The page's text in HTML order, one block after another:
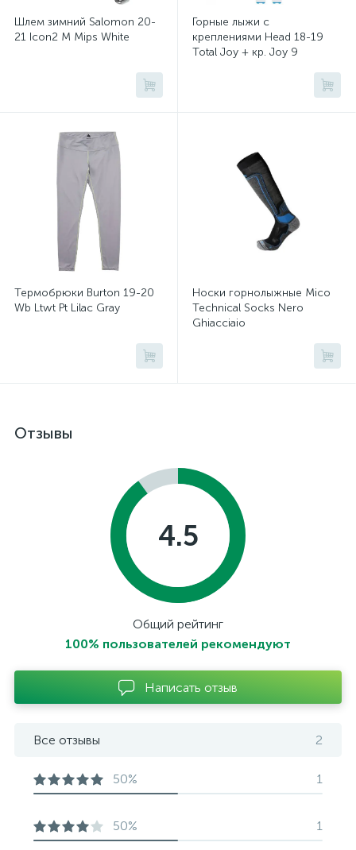
Шлем зимний Salomon 20-
21 Icon2 M Mips White
Горные лыжи с
креплениями Head 18-19
Total Joy + кр. Joy 9
Термобрюки Burton 19-20
Wb Ltwt Pt Lilac Gray
Носки горнолыжные Mico
Technical Socks Nero
Ghiacciaio
Отзывы
4.5
Общий рейтинг
100% пользователей рекомендуют
Написать отзыв
Все отзывы 2
50% 1
50% 1